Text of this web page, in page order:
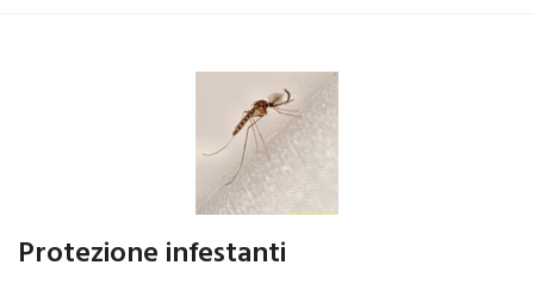
Protezione infestanti